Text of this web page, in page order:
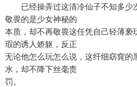
已经操弄过这清冷仙子不知多少
敬畏的是少女神秘的
本质，却不再敬畏这任凭自己轻薄亵
瑕的诱人娇躯，反正
无论他怎么玩怎么说，这纤细窈窕的
水，却不降下丝毫责
罚。